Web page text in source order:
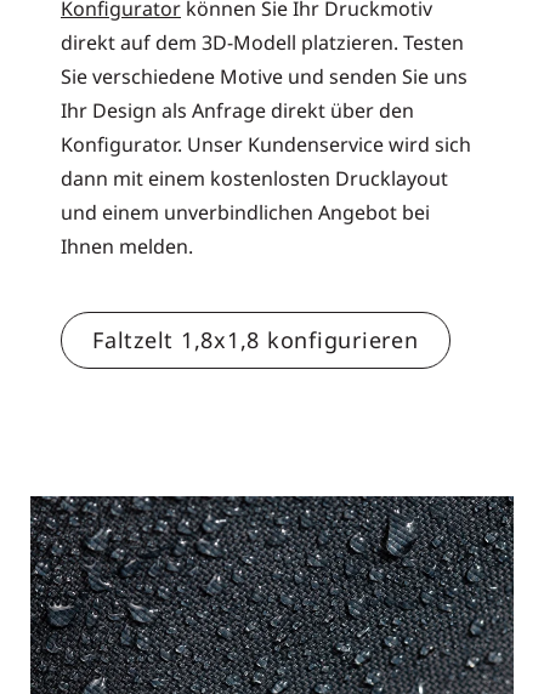
Konfigurator können Sie Ihr Druckmotiv
direkt auf dem 3D-Modell platzieren. Testen
Sie verschiedene Motive und senden Sie uns
Ihr Design als Anfrage direkt über den
Konfigurator. Unser Kundenservice wird sich
dann mit einem kostenlosten Drucklayout
und einem unverbindlichen Angebot bei
Ihnen melden.
Faltzelt 1,8x1,8 konfigurieren